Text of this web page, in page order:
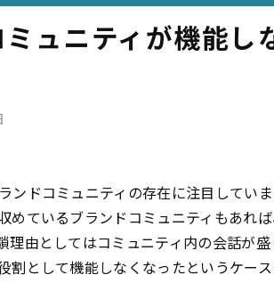
ュニティが機能し
ンドコミュニティの存在に注目していま
めているブランドコミュニティもあれ
理由としてはコミュニティ内の会話が盛
割として機能しなくなったというケース